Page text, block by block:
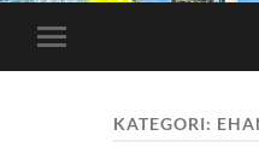
Slå
på/av
KATEGORI: